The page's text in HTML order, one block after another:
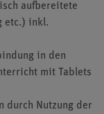
aufbereitete
etc.) inkl.
in den
mit Tablets
durch Nutzung der